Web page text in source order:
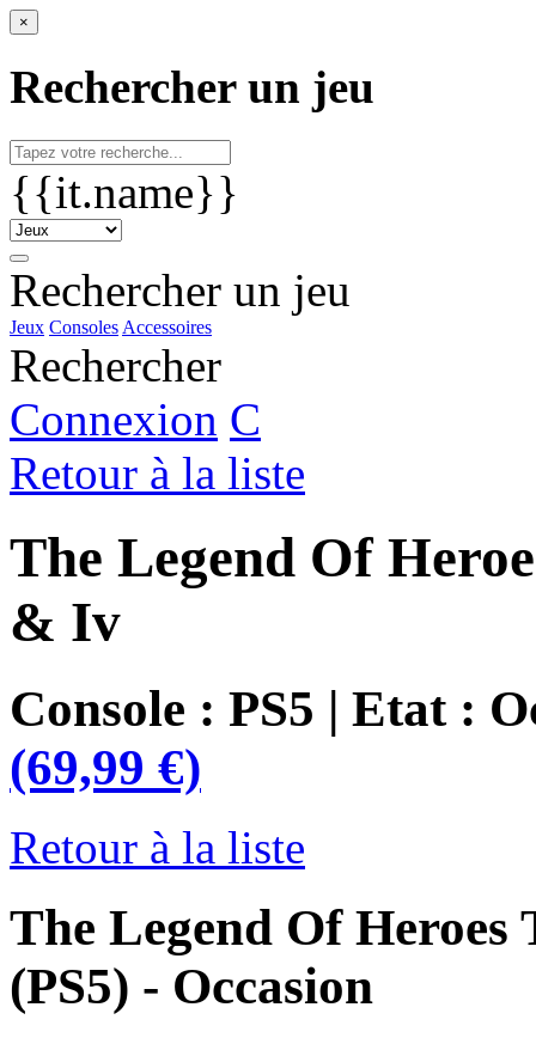
×
Rechercher un jeu
{{it.name}}
Rechercher un jeu
Jeux Consoles Accessoires
Rechercher
Connexion C
Retour à la liste
The Legend Of
& Iv
Console : PS5 | Etat :
(69,99 €)
Retour à la liste
The Legend Of
(PS5) - Occasion